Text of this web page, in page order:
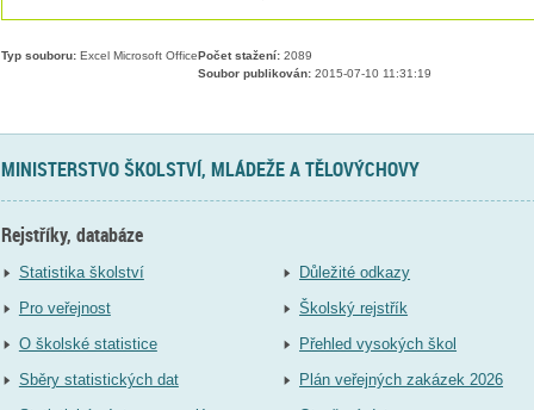
Typ souboru:Excel Microsoft Office Počet stažení:2089
Soubor publikován:2015-07-10 11:31:19
MINISTERSTVO ŠKOLSTVÍ, MLÁDEŽE A TĚLOVÝCHOVY
Rejstříky, databáze
Statistika školství
Pro veřejnost
O školské statistice
Sběry statistických dat
Důležité odkazy
Školský rejstřík
Přehled vysokých škol
Plán veřejných zakázek 2026